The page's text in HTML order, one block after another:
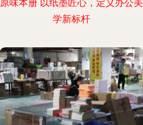
原味本册 以纸墨匠心，定义办公美
学新标杆